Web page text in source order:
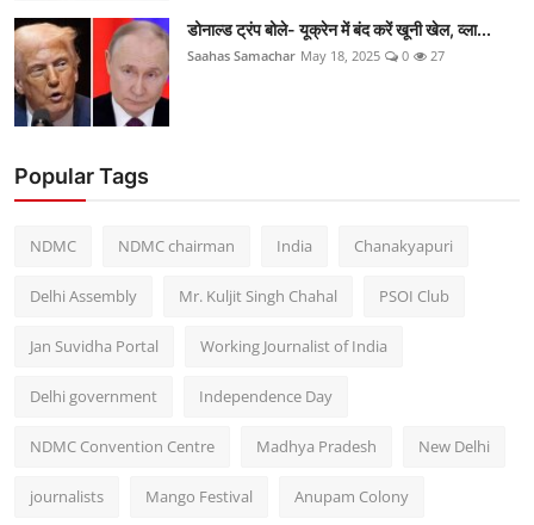
डोनाल्ड ट्रंप बोले- यूक्रेन में बंद करें खूनी खेल, व्ला...
Saahas Samachar May 18, 2025 0 27
Popular Tags
NDMC NDMC chairman India Chanakyapuri
Delhi Assembly Mr. Kuljit Singh Chahal PSOI Club
Jan Suvidha Portal Working Journalist of India
Delhi government Independence Day
NDMC Convention Centre Madhya Pradesh New Delhi
journalists Mango Festival Anupam Colony